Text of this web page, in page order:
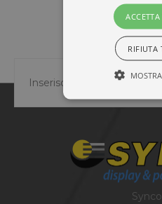
Synco
RIFIUTA